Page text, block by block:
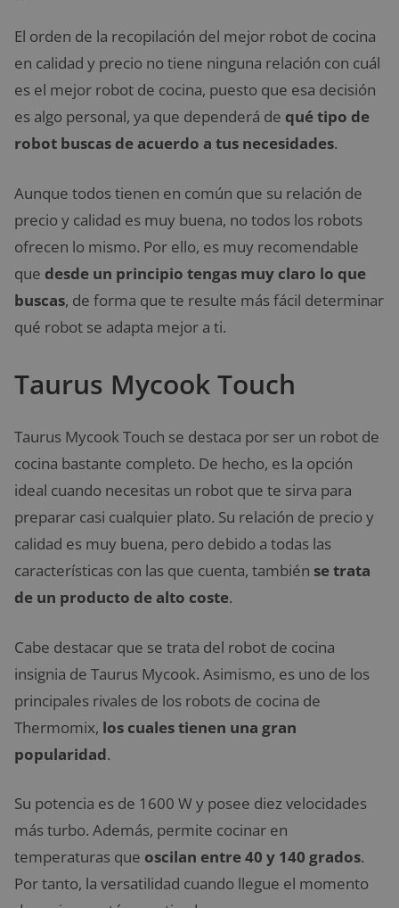
El orden de la recopilación del mejor robot de cocina
en calidad y precio no tiene ninguna relación con cuál
es el mejor robot de cocina, puesto que esa decisión
es algo personal, ya que dependerá de qué tipo de
robot buscas de acuerdo a tus necesidades.
Aunque todos tienen en común que su relación de
precio y calidad es muy buena, no todos los robots
ofrecen lo mismo. Por ello, es muy recomendable
que desde un principio tengas muy claro lo que
buscas, de forma que te resulte más fácil determinar
qué robot se adapta mejor a ti.
Taurus Mycook Touch
Taurus Mycook Touch se destaca por ser un robot de
cocina bastante completo. De hecho, es la opción
ideal cuando necesitas un robot que te sirva para
preparar casi cualquier plato. Su relación de precio y
calidad es muy buena, pero debido a todas las
características con las que cuenta, también se trata
de un producto de alto coste.
Cabe destacar que se trata del robot de cocina
insignia de Taurus Mycook. Asimismo, es uno de los
principales rivales de los robots de cocina de
Thermomix, los cuales tienen una gran
popularidad.
Su potencia es de 1600 W y posee diez velocidades
más turbo. Además, permite cocinar en
temperaturas que oscilan entre 40 y 140 grados.
Por tanto, la versatilidad cuando llegue el momento